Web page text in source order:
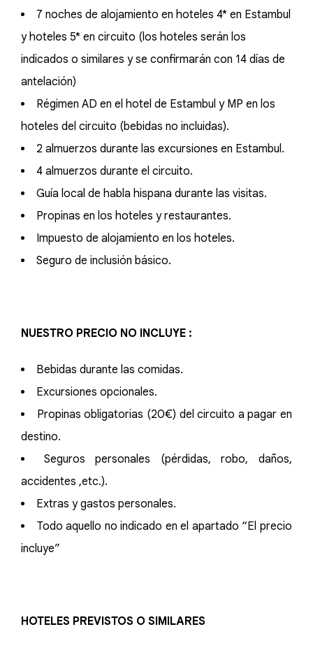
7 noches de alojamiento en hoteles 4* en Estambul
y hoteles 5* en circuito (los hoteles serán los
indicados o similares y se confirmarán con 14 días de
antelación)
Régimen AD en el hotel de Estambul y MP en los
hoteles del circuito (bebidas no incluidas).
2 almuerzos durante las excursiones en Estambul.
4 almuerzos durante el circuito.
Guía local de habla hispana durante las visitas.
Propinas en los hoteles y restaurantes.
Impuesto de alojamiento en los hoteles.
Seguro de inclusión básico.
NUESTRO PRECIO NO INCLUYE :
Bebidas durante las comidas.
Excursiones opcionales.
Propinas obligatorias (20€) del circuito a pagar en
destino.
Seguros personales (pérdidas, robo, daños,
accidentes ,etc.).
Extras y gastos personales.
Todo aquello no indicado en el apartado “El precio
incluye”
HOTELES PREVISTOS O SIMILARES